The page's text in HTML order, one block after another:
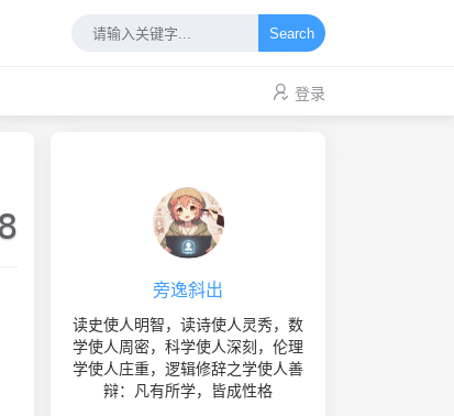
Search
登录
旁逸斜出
读史使人明智，读诗使人灵秀，数
学使人周密，科学使人深刻，伦理
学使人庄重，逻辑修辞之学使人善
辩：凡有所学，皆成性格